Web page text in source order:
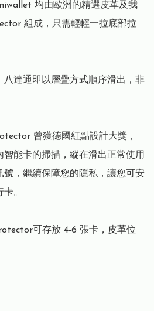
均由歐洲的精選皮革及我
組成，只需輕輕一拉底部拉
八達通即以層疊方式順序滑出，非
曾獲德國紅點設計大獎，
能卡的掃描，縱在滑出正常使用
號，繼續保障您的隱私，讓您可安
。
可存放 4-6 張卡，皮革位